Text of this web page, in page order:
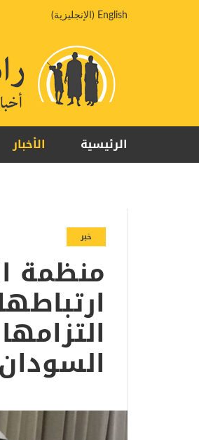
English
( الإنجليزية)
الرئيسية الأخبار
خبر
منظمة
السودان